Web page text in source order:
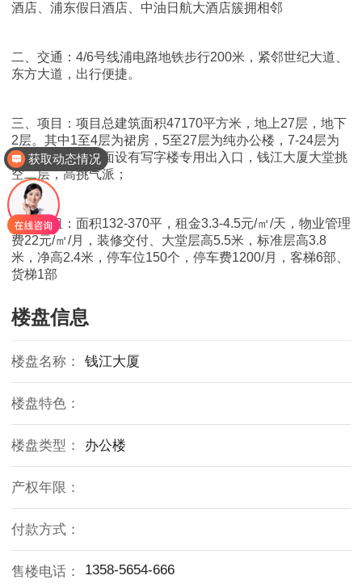
酒店、浦东假日酒店、中油日航大酒店簇拥相邻
二、交通：4/6号线浦电路地铁步行200米，紧邻世纪大道、
东方大道，出行便捷。
三、项目：项目总建筑面积47170平方米，地上27层，地下
2层。其中1至4层为裙房，5至27层为纯办公楼，7-24层为
标准层。大厦南面设有写字楼专用出入口，钱江大厦大堂挑
空二层，高挑气派；
四、出租：面积132-370平，租金3.3-4.5元/㎡/天，物业管理
费22元/㎡/月，装修交付、大堂层高5.5米，标准层高3.8
米，净高2.4米，停车位150个，停车费1200/月，客梯6部、
货梯1部
楼盘信息
楼盘名称： 钱江大厦
楼盘特色：
楼盘类型： 办公楼
产权年限：
付款方式：
售楼电话： 1358-5654-666
获取动态情况